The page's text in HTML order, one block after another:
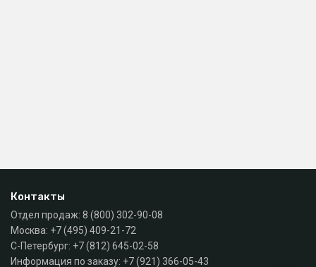
Контакты
Отдел продаж: 8 (800) 302-90-08
Москва: +7 (495) 409-21-72
С-Петербург: +7 (812) 645-02-58
Информация по заказу: +7 (921) 366-05-43